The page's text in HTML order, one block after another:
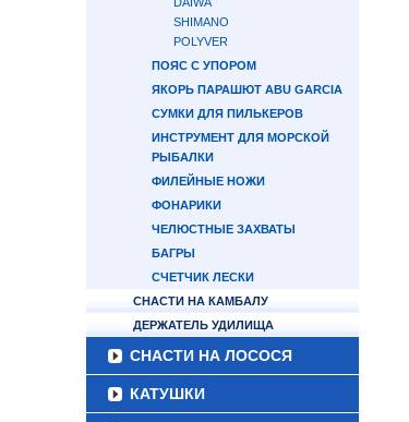
SHIMANO
POLYVER
ПОЯС С УПОРОМ
ЯКОРЬ ПАРАШЮТ ABU GARCIA
СУМКИ ДЛЯ ПИЛЬКЕРОВ
ИНСТРУМЕНТ ДЛЯ МОРСКОЙ
РЫБАЛКИ
ФИЛЕЙНЫЕ НОЖИ
ФОНАРИКИ
ЧЕЛЮСТНЫЕ ЗАХВАТЫ
БАГРЫ
СЧЕТЧИК ЛЕСКИ
СНАСТИ НА КАМБАЛУ
ДЕРЖАТЕЛЬ УДИЛИЩА
СНАСТИ НА ЛОСОСЯ
КАТУШКИ